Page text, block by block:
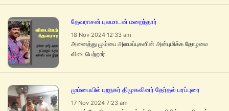
தேவராசன் புலமாடன் மறைந்தார்
18 Nov 2024 12:33 am
அனைத்து மும்பை அமைப்புகளின் அன்புமிக்க தோழமை
விடைபெற்றார்
மும்பையில் புறநகர் திமுகவினர் தேர்தல் பரப்புரை
17 Nov 2024 7:23 am